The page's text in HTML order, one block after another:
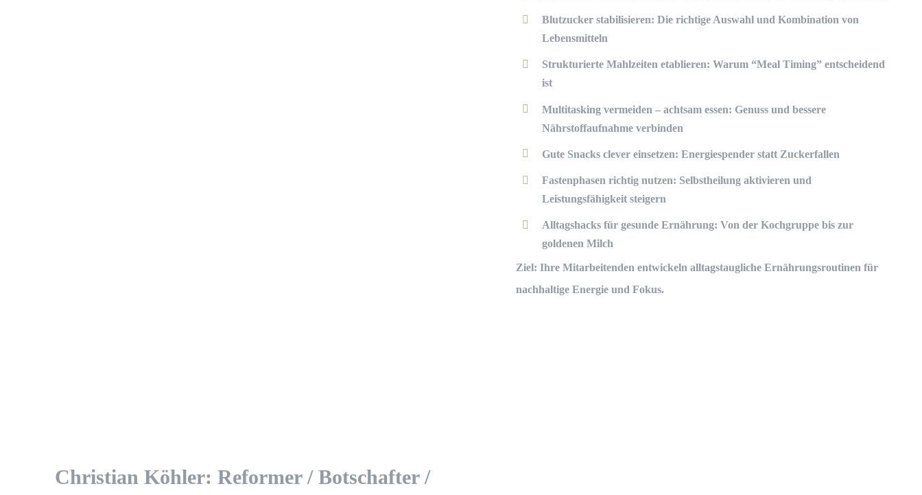
Blutzucker stabilisieren: Die richtige Auswahl und Kombination von
Lebensmitteln
Strukturierte Mahlzeiten etablieren: Warum “Meal Timing” entscheidend
ist
Multitasking vermeiden – achtsam essen: Genuss und bessere
Nährstoffaufnahme verbinden
Gute Snacks clever einsetzen: Energiespender statt Zuckerfallen
Fastenphasen richtig nutzen: Selbstheilung aktivieren und
Leistungsfähigkeit steigern
Alltagshacks für gesunde Ernährung: Von der Kochgruppe bis zur
goldenen Milch
Ziel: Ihre Mitarbeitenden entwickeln alltagstaugliche Ernährungsroutinen für
nachhaltige Energie und Fokus.
Christian Köhler: Reformer / Botschafter /